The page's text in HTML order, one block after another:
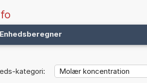
Enhedsberegner
kategori: